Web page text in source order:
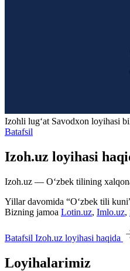
Izohli lugʻat Savodxon loyihasi
Batafsil
Izoh.uz loyihasi
Izoh.uz — O‘zbek tilining
Yillar davomida “O‘zbek tili
Bizning jamoa Lotin.uz, Imlo.uz,
Batafsil Izoh.uz loyihasi haqida
Loyihalarimiz